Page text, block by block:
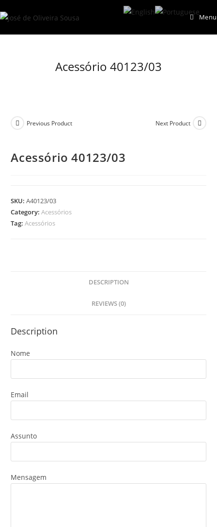
to
Menu
Acessório 40123/03
Previous Product Next Product
Acessório 40123/03
SKU:A40123/03
Category:Acessórios
Tag:Acessórios
DESCRIPTION
REVIEWS (0)
Description
Nome
Email
Assunto
Mensagem